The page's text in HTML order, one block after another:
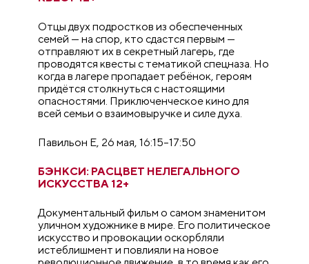
Отцы двух подростков из обеспеченных
семей — на спор, кто сдастся первым —
отправляют их в секретный лагерь, где
проводятся квесты с тематикой спецназа. Но
когда в лагере пропадает ребёнок, героям
придётся столкнуться с настоящими
опасностями. Приключенческое кино для
всей семьи о взаимовыручке и силе духа.
Павильон E, 26 мая, 16:15–17:50
БЭНКСИ: РАСЦВЕТ НЕЛЕГАЛЬНОГО
ИСКУССТВА 12+
Документальный фильм о самом знаменитом
уличном художнике в мире. Его политическое
искусство и провокации оскорбляли
истеблишмент и повлияли на новое